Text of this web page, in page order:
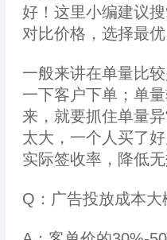
好！这里小编建议
对比价格，选择最优
一般来讲在单量比
一下客户下单；单
来，就要抓住单量
太大，一个人买了
实际签收率，降低无
Q：广告投放成本大